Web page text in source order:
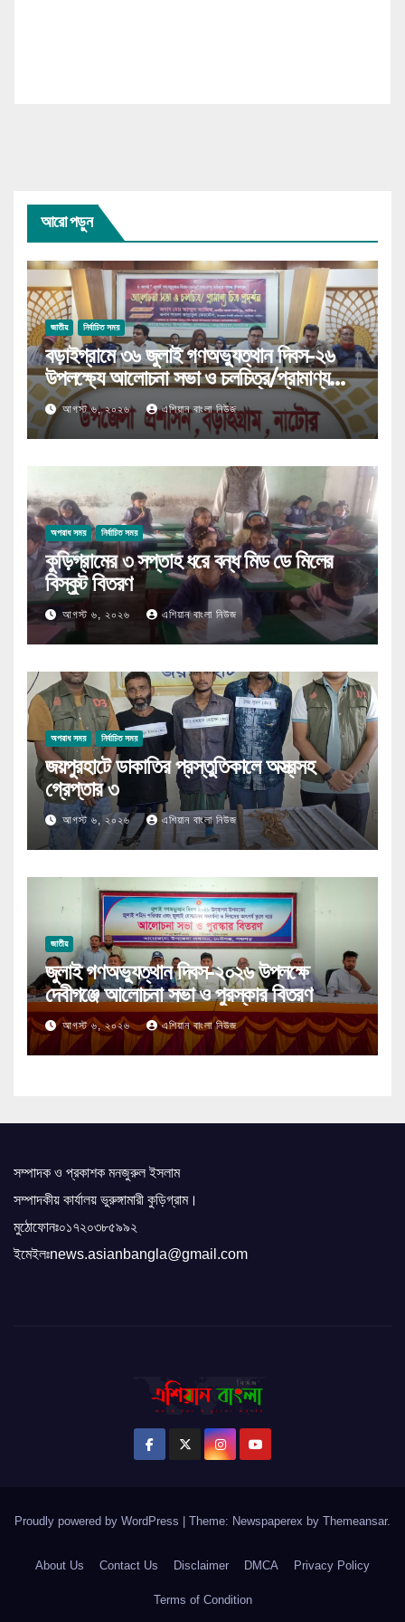
আরো পড়ুন
জাতীয় নির্বাচিত সময়
বড়াইগ্রামে ৩৬ জুলাই গণঅভ্যুত্থান দিবস-২৬
উপলক্ষ্যে আলোচনা সভা ও চলচিত্র/প্রামাণ্য
চিত্র প্রদর্শন
আগস্ট ৬, ২০২৬ এশিয়ান বাংলা নিউজ
অপরাধ সময় নির্বাচিত সময়
কুড়িগ্রামের ৩ সপ্তাহ ধরে বন্ধ মিড ডে মিলের
বিস্কুট বিতরণ
আগস্ট ৬, ২০২৬ এশিয়ান বাংলা নিউজ
অপরাধ সময় নির্বাচিত সময়
জয়পুরহাটে ডাকাতির প্রস্তুতিকালে অস্ত্রসহ
গ্রেপ্তার ৩
আগস্ট ৬, ২০২৬ এশিয়ান বাংলা নিউজ
জাতীয়
জুলাই গণঅভ্যুত্থান দিবস-২০২৬ উপলক্ষে
দেবীগঞ্জে আলোচনা সভা ও পুরস্কার বিতরণ
আগস্ট ৬, ২০২৬ এশিয়ান বাংলা নিউজ
সম্পাদক ও প্রকাশক মনজুরুল ইসলাম
সম্পাদকীয় কার্যালয় ভুরুঙ্গামারী কুড়িগ্রাম।
মুঠোফোনঃ০১৭২০৩৮৫৯৯২
ইমেইলঃnews.asianbangla@gmail.com
Proudly powered by WordPress Theme: Newspaperex by Themeansar.
About Us Contact Us Disclaimer DMCA Privacy Policy
Terms of Condition